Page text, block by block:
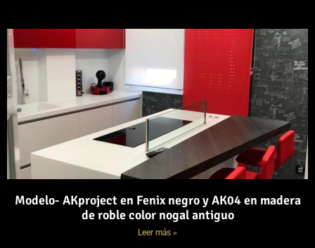
Modelo- AKproject en Fenix negro y AK04 en madera
de roble color nogal antiguo
Leer más »